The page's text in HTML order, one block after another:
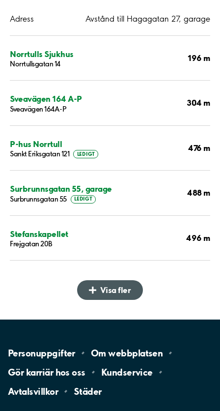
Adress Avstånd till Hagagatan 27, garage
Norrtulls Sjukhus
Norrtullsgatan 14
196 m
Sveavägen 164 A-P
Sveavägen 164A-P
304 m
P-hus Norrtull
Sankt Eriksgatan 121 LEDIGT
476 m
Surbrunnsgatan 55, garage
Surbrunnsgatan 55 LEDIGT
488 m
Stefanskapellet
Frejgatan 20B
496 m
Visa fler
Personuppgifter Omwebbplatsen
Gör karriär hososs
Kundservice
Avtalsvillkor
Städer